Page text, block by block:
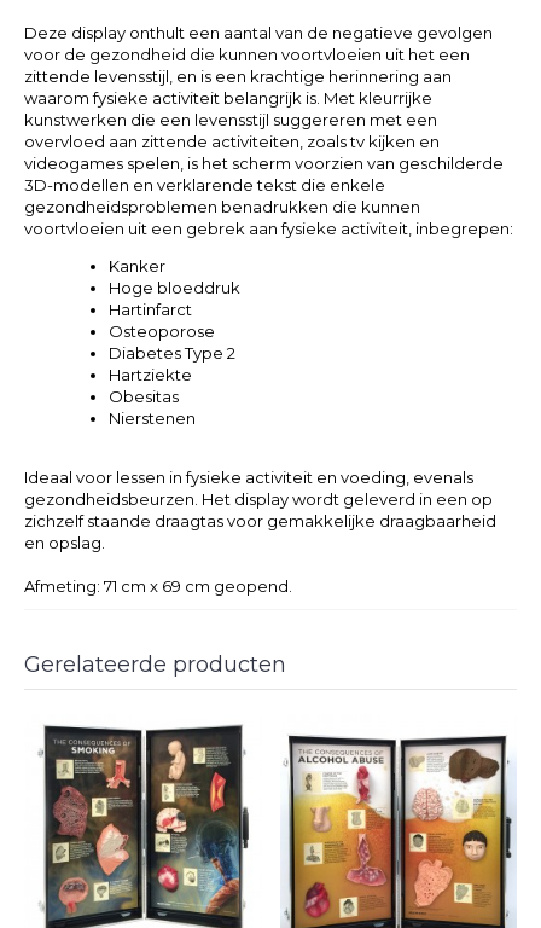
Deze display onthult een aantal van de negatieve gevolgen
voor de gezondheid die kunnen voortvloeien uit het een
zittende levensstijl, en is een krachtige herinnering aan
waarom fysieke activiteit belangrijk is. Met kleurrijke
kunstwerken die een levensstijl suggereren met een
overvloed aan zittende activiteiten, zoals tv kijken en
videogames spelen, is het scherm voorzien van geschilderde
3D-modellen en verklarende tekst die enkele
gezondheidsproblemen benadrukken die kunnen
voortvloeien uit een gebrek aan fysieke activiteit, inbegrepen:
Kanker
Hoge bloeddruk
Hartinfarct
Osteoporose
Diabetes Type 2
Hartziekte
Obesitas
Nierstenen
Ideaal voor lessen in fysieke activiteit en voeding, evenals
gezondheidsbeurzen. Het display wordt geleverd in een op
zichzelf staande draagtas voor gemakkelijke draagbaarheid
en opslag.
Afmeting: 71 cm x 69 cm geopend.
Gerelateerde producten